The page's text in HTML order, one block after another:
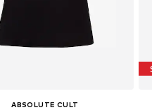
ABSOLUTE CULT